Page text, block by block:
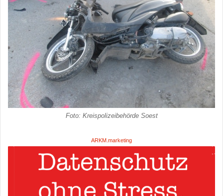
Foto: Kreispolizeibehörde Soest
ARKM.marketing